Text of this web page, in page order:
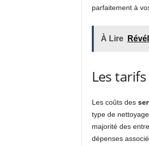
parfaitement à
À Lire
Les
Les coûts des
type de
majorité des
dépenses